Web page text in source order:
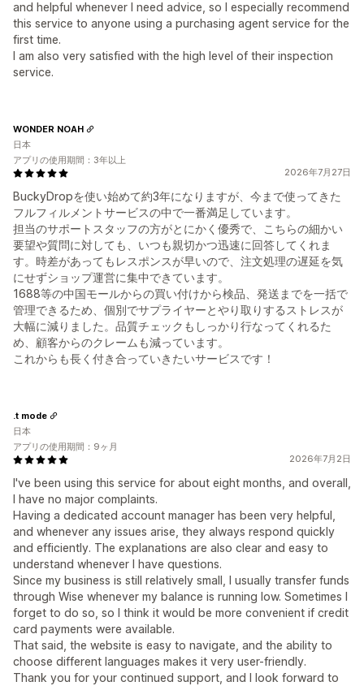
and helpful whenever I need advice, so I especially recommend
this service to anyone using a purchasing agent service for the
first time.
I am also very satisfied with the high level of their inspection
service.
2026年7月27日
BuckyDropを使い始めて約3年になりますが、今まで使ってきた
フルフィルメントサービスの中で一番満足しています。
担当のサポートスタッフの方がとにかく優秀で、こちらの細かい
要望や質問に対しても、いつも親切かつ迅速に回答してくれま
す。時差があってもレスポンスが早いので、注文処理の遅延を気
にせずショップ運営に集中できています。
1688等の中国モールからの買い付けから検品、発送までを一括で
管理できるため、個別でサプライヤーとやり取りするストレスが
大幅に減りました。品質チェックもしっかり行なってくれるた
め、顧客からのクレームも減っています。
これからも長く付き合っていきたいサービスです！
WONDER NOAH
日本
アプリの使用期間：3年以上
2026年7月2日
I've been using this service for about eight months, and overall,
I have no major complaints.
Having a dedicated account manager has been very helpful,
and whenever any issues arise, they always respond quickly
and efficiently. The explanations are also clear and easy to
understand whenever I have questions.
Since my business is still relatively small, I usually transfer funds
through Wise whenever my balance is running low. Sometimes I
forget to do so, so I think it would be more convenient if credit
card payments were available.
That said, the website is easy to navigate, and the ability to
choose different languages makes it very user-friendly.
Thank you for your continued support, and I look forward to
.t mode
日本
アプリの使用期間：9ヶ月